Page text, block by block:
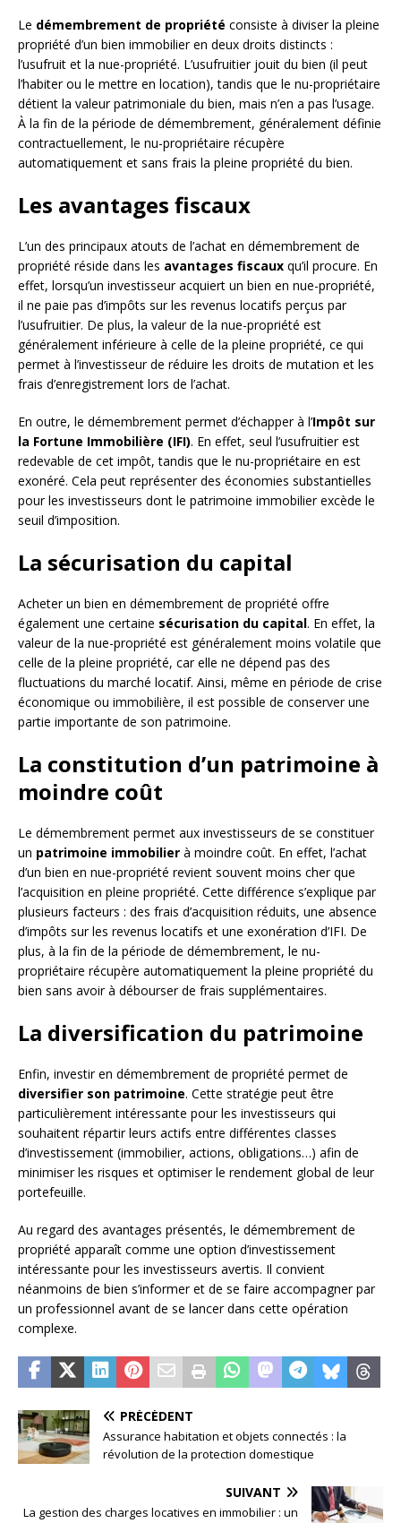
Le démembrement de propriété consiste à diviser la pleine
propriété d’un bien immobilier en deux droits distincts :
l’usufruit et la nue-propriété. L’usufruitier jouit du bien (il peut
l’habiter ou le mettre en location), tandis que le nu-propriétaire
détient la valeur patrimoniale du bien, mais n’en a pas l’usage.
À la fin de la période de démembrement, généralement définie
contractuellement, le nu-propriétaire récupère
automatiquement et sans frais la pleine propriété du bien.
Les avantages fiscaux
L’un des principaux atouts de l’achat en démembrement de
propriété réside dans les avantages fiscaux qu’il procure. En
effet, lorsqu’un investisseur acquiert un bien en nue-propriété,
il ne paie pas d’impôts sur les revenus locatifs perçus par
l’usufruitier. De plus, la valeur de la nue-propriété est
généralement inférieure à celle de la pleine propriété, ce qui
permet à l’investisseur de réduire les droits de mutation et les
frais d’enregistrement lors de l’achat.
En outre, le démembrement permet d’échapper à l’Impôt sur
la Fortune Immobilière (IFI). En effet, seul l’usufruitier est
redevable de cet impôt, tandis que le nu-propriétaire en est
exonéré. Cela peut représenter des économies substantielles
pour les investisseurs dont le patrimoine immobilier excède le
seuil d’imposition.
La sécurisation du capital
Acheter un bien en démembrement de propriété offre
également une certaine sécurisation du capital. En effet, la
valeur de la nue-propriété est généralement moins volatile que
celle de la pleine propriété, car elle ne dépend pas des
fluctuations du marché locatif. Ainsi, même en période de crise
économique ou immobilière, il est possible de conserver une
partie importante de son patrimoine.
La constitution d’un patrimoine à
moindre coût
Le démembrement permet aux investisseurs de se constituer
un patrimoine immobilier à moindre coût. En effet, l’achat
d’un bien en nue-propriété revient souvent moins cher que
l’acquisition en pleine propriété. Cette différence s’explique par
plusieurs facteurs : des frais d’acquisition réduits, une absence
d’impôts sur les revenus locatifs et une exonération d’IFI. De
plus, à la fin de la période de démembrement, le nu-
propriétaire récupère automatiquement la pleine propriété du
bien sans avoir à débourser de frais supplémentaires.
La diversification du patrimoine
Enfin, investir en démembrement de propriété permet de
diversifier son patrimoine. Cette stratégie peut être
particulièrement intéressante pour les investisseurs qui
souhaitent répartir leurs actifs entre différentes classes
d’investissement (immobilier, actions, obligations…) afin de
minimiser les risques et optimiser le rendement global de leur
portefeuille.
Au regard des avantages présentés, le démembrement de
propriété apparaît comme une option d’investissement
intéressante pour les investisseurs avertis. Il convient
néanmoins de bien s’informer et de se faire accompagner par
un professionnel avant de se lancer dans cette opération
complexe.
PRÉCÉDENT
Assurance habitation et objets connectés : la
révolution de la protection domestique
SUIVANT
La gestion des charges locatives en immobilier : un